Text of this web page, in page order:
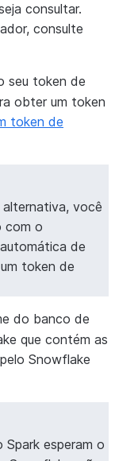
token that you
here
consultar.
consulte
seu token de
obter um token
token de
você
com o
de
token de
do banco de
que contém as
Snowflake
Spark esperam o